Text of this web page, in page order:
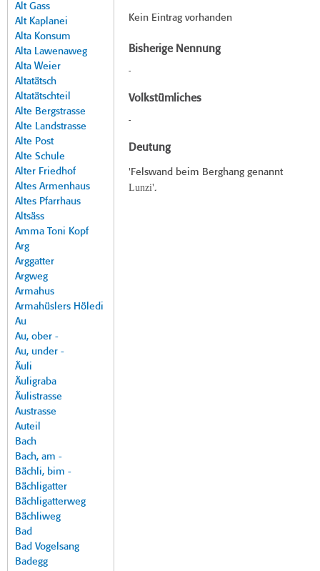
Alt Gass
Alt Kaplanei
Alta Konsum
Alta Lawenaweg
Alta Weier
Altatätsch
Altatätschteil
Alte Bergstrasse
Alte Landstrasse
Alte Post
Alte Schule
Alter Friedhof
Altes Armenhaus
Altes Pfarrhaus
Altsäss
Amma Toni Kopf
Arg
Arggatter
Argweg
Armahus
Armahüslers Höledi
Au
Au, ober -
Au, under -
Äuli
Äuligraba
Äulistrasse
Austrasse
Auteil
Bach
Bach, am -
Bächli, bim -
Bächligatter
Bächligatterweg
Bächliweg
Bad
Bad Vogelsang
Badegg
Kein Eintrag vorhanden
Bisherige Nennung
-
Volkstümliches
-
Deutung
'Felswand beim Berghang genannt
Lunzi'.